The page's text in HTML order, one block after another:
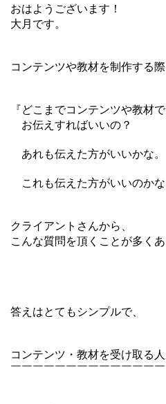
おはようございます！
大月です。
コンテンツや教材を制作する際
『どこまでコンテンツや教材で
お伝えすればいいの？
あれも伝えた方がいいかな。
これも伝えた方がいいのかな
クライアントさんから、
こんな質問を頂くことが多くあ
答えはとてもシンプルで、
コンテンツ・教材を受け取る人
￣￣￣￣￣￣￣￣￣￣￣￣￣